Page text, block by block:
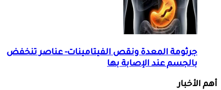
جرثومة المعدة ونقص الفيتامينات- عناصر تنخفض
بالجسم عند الإصابة بها
أهم الأخبار